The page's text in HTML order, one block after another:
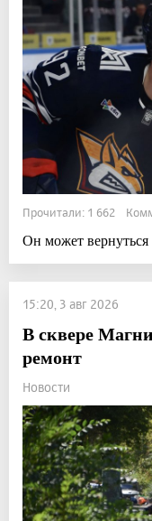
Прочитали: 1 662
Он может
15:20, 3 авг 2026
В сквере
ремонт
Новости